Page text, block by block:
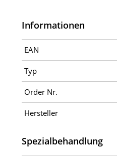
Informationen
EAN
Typ
Order Nr.
Hersteller
Spezialbehandlung